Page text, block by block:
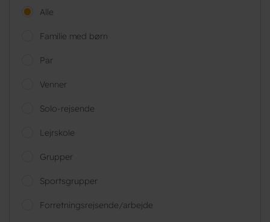
Alle
Familie med børn
Par
Venner
Solo-rejsende
Lejrskole
Grupper
Sportsgrupper
Forretningsrejsende/arbejde